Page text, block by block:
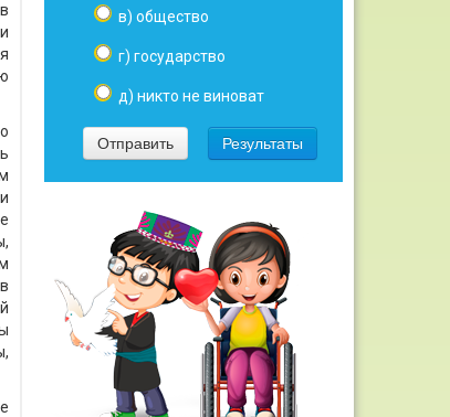
в) общество
г) государство
д) никто не виноват